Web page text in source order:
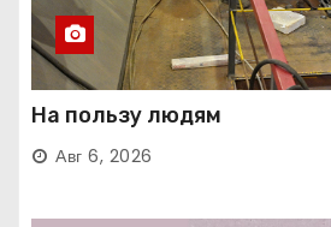
На пользу людям
Авг 6, 2026